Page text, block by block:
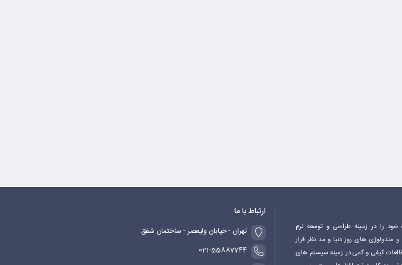
وب از سال 1390 فعالیت خود را در زمینه طراحی و توسعه نرم
متدولوژی های روز دنیا و مد نظر قرار
کیفی و کمی در زمینه سیستم های
ارتباط با ما
تهران - خیابان ولیعصر - ساختمان شفق
021-55887744